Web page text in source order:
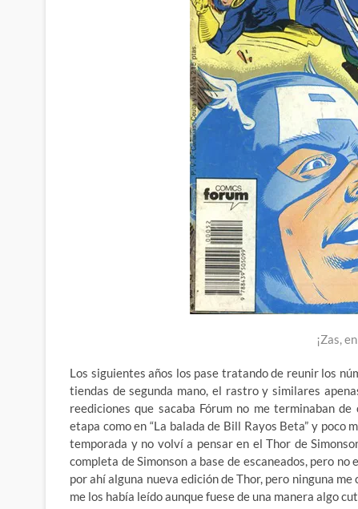
¡Zas,
Los siguientes años los pase tratando de reunir los
tiendas de segunda mano, el rastro y similares
reediciones que sacaba Fórum no me terminaban
etapa como en “La balada de Bill Rayos Beta” y poco
temporada y no volví a pensar en el Thor de
completa de Simonson a base de escaneados, pero
por ahí alguna nueva edición de Thor, pero ninguna
me los había leído aunque fuese de una manera algo